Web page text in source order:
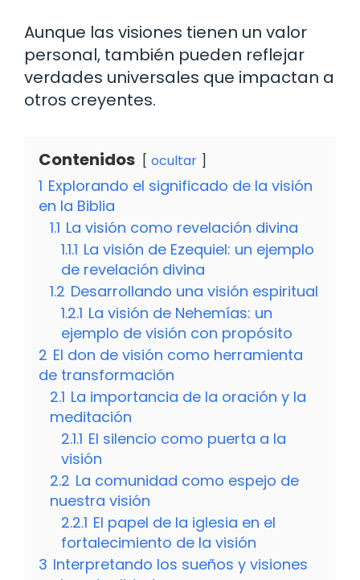
Aunque las visiones tienen un valor
personal, también pueden reflejar
verdades universales que impactan a
otros creyentes.
Contenidos ocultar
1 Explorando el significado de la visión
en la Biblia
1.1 La visión como revelación divina
1.1.1 La visión de Ezequiel: un ejemplo
de revelación divina
1.2 Desarrollando una visión espiritual
1.2.1 La visión de Nehemías: un
ejemplo de visión con propósito
2 El don de visión como herramienta
de transformación
2.1 La importancia de la oración y la
meditación
2.1.1 El silencio como puerta a la
visión
2.2 La comunidad como espejo de
nuestra visión
2.2.1 El papel de la iglesia en el
fortalecimiento de la visión
3 Interpretando los sueños y visiones